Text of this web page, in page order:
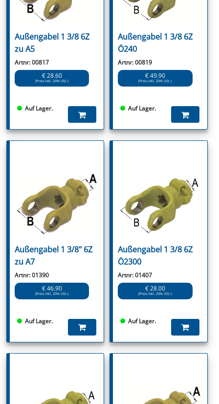
Außengabel 1 3/8 6Z
zu A5
Artnr: 00817
€ 28.60
(Preis inkl. 20% USt.)
Auf Lager.
Außengabel 1 3/8 6Z
Ö240
Artnr: 00819
€ 49.90
(Preis inkl. 20% USt.)
Auf Lager.
Außengabel 1 3/8" 6Z
zu A7
Artnr: 01390
€ 46.90
(Preis inkl. 20% USt.)
Auf Lager.
Außengabel 1 3/8 6Z
Ö2300
Artnr: 01407
€ 28.00
(Preis inkl. 20% USt.)
Auf Lager.